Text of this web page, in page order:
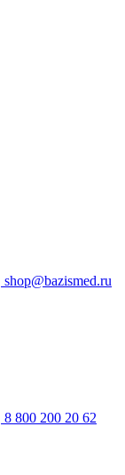
shop@bazismed.ru
8 800 200 20 62